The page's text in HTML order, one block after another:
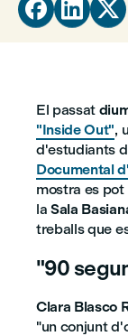
  
El passat
"Inside Out",
d'estudiants
Documental
mostra es
laSala
treballs que
"90
Clara Blasco
"un conjunt